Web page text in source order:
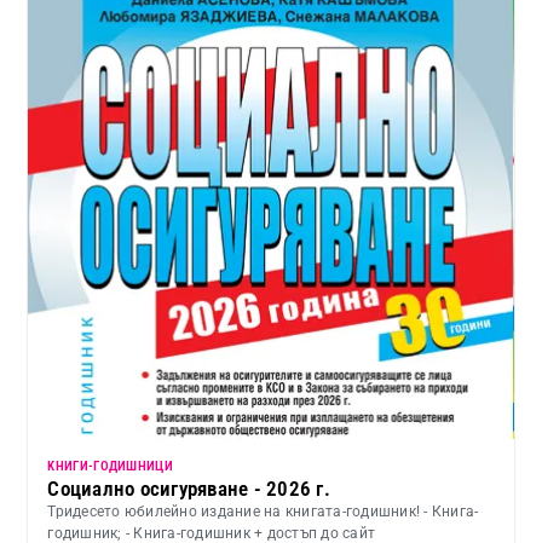
KНИГИ-ГОДИШНИЦИ
Социално осигуряване - 2026 г.
Тридесето юбилейно издание на книгата-годишник! - Книга-
годишник; - Книга-годишник + достъп до сайт